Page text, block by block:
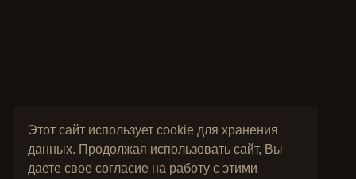
Этот сайт использует cookie для хранения
данных. Продолжая использовать сайт, Вы
даете свое согласие на работу с этими